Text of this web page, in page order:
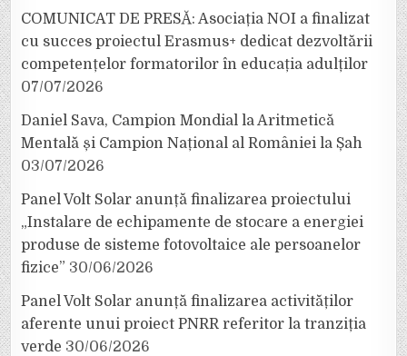
COMUNICAT DE PRESĂ: Asociația NOI a finalizat
cu succes proiectul Erasmus+ dedicat dezvoltării
competențelor formatorilor în educația adulților
07/07/2026
Daniel Sava, Campion Mondial la Aritmetică
Mentală și Campion Național al României la Șah
03/07/2026
Panel Volt Solar anunță finalizarea proiectului
„Instalare de echipamente de stocare a energiei
produse de sisteme fotovoltaice ale persoanelor
fizice” 30/06/2026
Panel Volt Solar anunță finalizarea activităților
aferente unui proiect PNRR referitor la tranziția
verde 30/06/2026